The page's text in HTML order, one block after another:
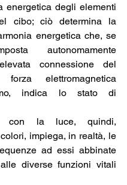
energetica degli elementi
cibo; ciò determina la
energetica che, se
autonomamente
connessione del
elettromagnetica
indica lo stato di
con la luce, quindi,
impiega, in realtà, le
ad essi abbinate
diverse funzioni vitali